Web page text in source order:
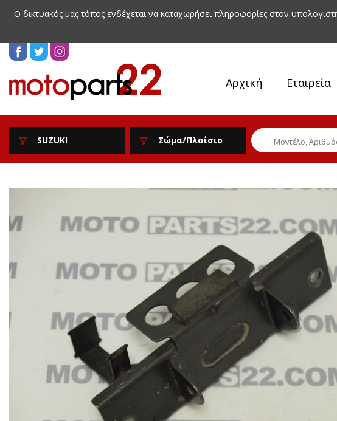
Ο δικτυακός μας τόπος ενδέχεται να καταχωρήσει πληροφορίες στον
Αρχική Εταιρεία
SUZUKI Σώμα/Πλαίσιο